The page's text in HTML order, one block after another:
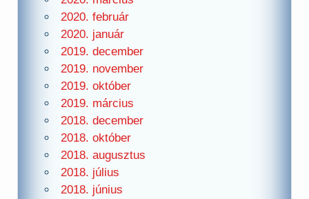
2020. február
2020. január
2019. december
2019. november
2019. október
2019. március
2018. december
2018. október
2018. augusztus
2018. július
2018. június